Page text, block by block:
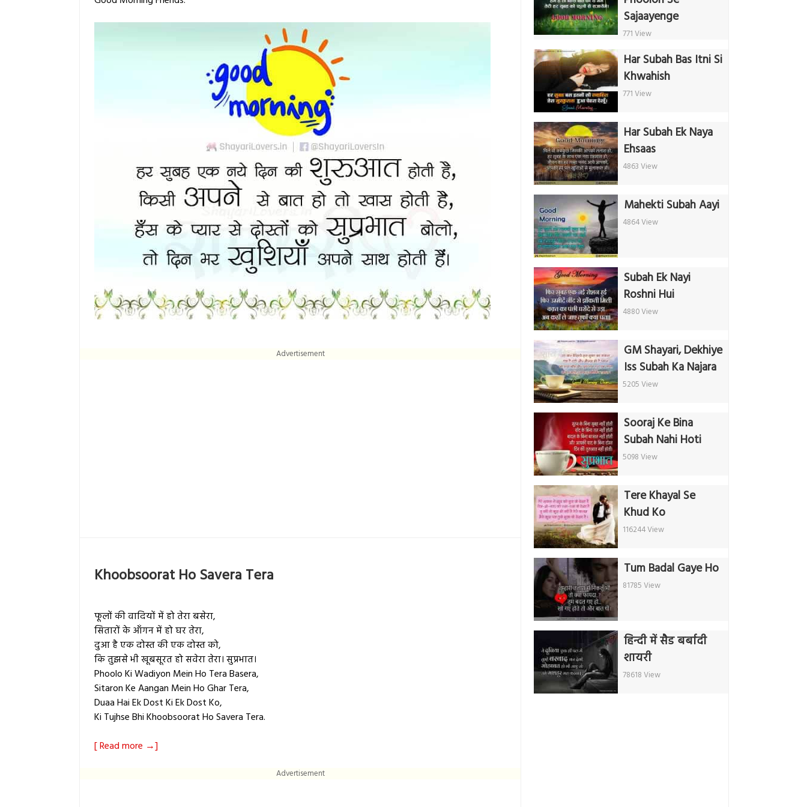
Advertisement
Khoobsoorat Ho Savera Tera
फूलों की वादियों में हो तेरा बसेरा,
सितारों के आँगन में हो घर तेरा,
दुआ है एक दोस्त की एक दोस्त को,
कि तुझसे भी खूबसूरत हो सवेरा तेरा। सुप्रभात।
Phoolo Ki Wadiyon Mein Ho Tera Basera,
Sitaron Ke Aangan Mein Ho Ghar Tera,
Duaa Hai Ek Dost Ki Ek Dost Ko,
Ki Tujhse Bhi Khoobsoorat Ho Savera Tera.
[ Read more →]
Advertisement
Sajaayenge
771 View
Har Subah Bas Itni Si
Khwahish
771 View
Har Subah Ek Naya
Ehsaas
4863 View
Mahekti Subah Aayi
4864 View
Subah Ek Nayi
Roshni Hui
4880 View
GM Shayari, Dekhiye
Iss Subah Ka Najara
5205 View
Sooraj Ke Bina
Subah Nahi Hoti
5098 View
Tere Khayal Se
Khud Ko
116244 View
Tum Badal Gaye Ho
81785 View
हिन्दी में सैड बर्बादी
शायरी
78618 View